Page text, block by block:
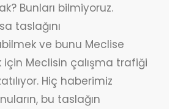
Bunları bilmiyoruz.
taslağını
ve bunu Meclise
için Meclisin çalışma trafiği
Hiç haberimiz
bu taslağın